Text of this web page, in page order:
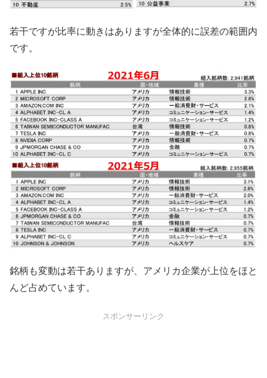
若干ですが比率に動きはありますが全体的に誤差の範囲内
です。
銘柄も変動は若干ありますが、アメリカ企業が上位をほと
んど占めています。
スポンサーリンク